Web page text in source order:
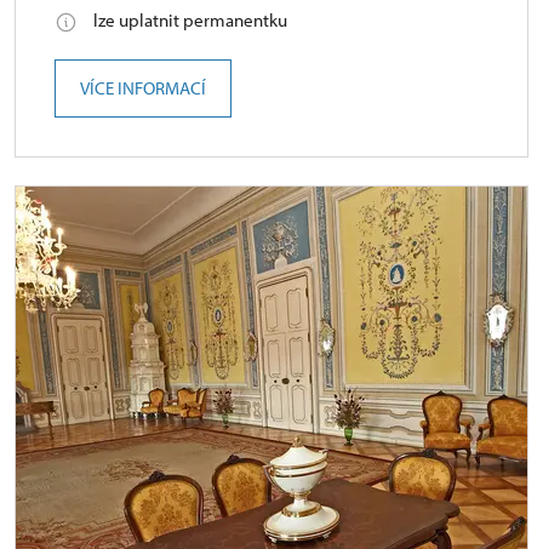
lze uplatnit permanentku
VÍCE INFORMACÍ